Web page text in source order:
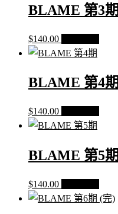
BLAME 第3期
$140.00
BLAME 第4期
$140.00
BLAME 第5期
$140.00